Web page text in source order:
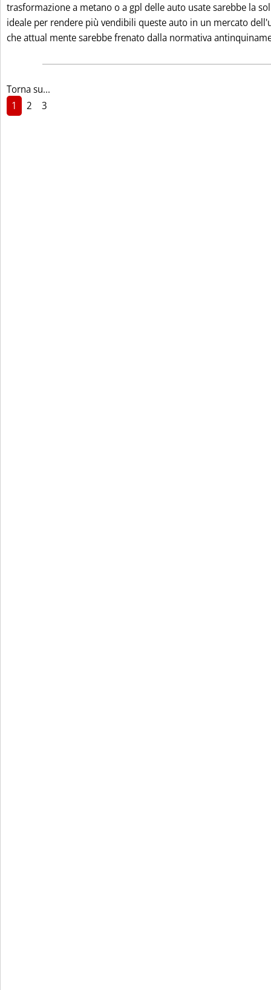
trasformazione a metano o a gpl delle auto usate sarebbe la
ideale per rendere più vendibili queste auto in un mercato
che attual mente sarebbe frenato dalla normativa
Torna su...
1
2 3